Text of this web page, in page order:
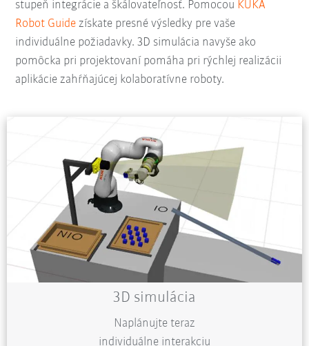
stupeň integrácie a škálovateľnosť. Pomocou KUKA
Robot Guide získate presné výsledky pre vaše
individuálne požiadavky. 3D simulácia navyše ako
pomôcka pri projektovaní pomáha pri rýchlej realizácii
aplikácie zahŕňajúcej kolaboratívne roboty.
3D simulácia
Naplánujte teraz
individuálne interakciu